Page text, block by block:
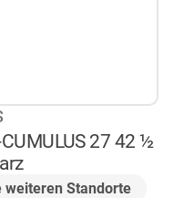
27 42 ½
weiteren Standorte